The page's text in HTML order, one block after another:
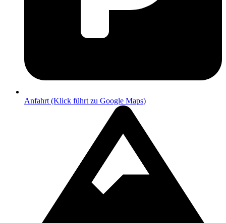
Anfahrt (Klick führt zu Google Maps)